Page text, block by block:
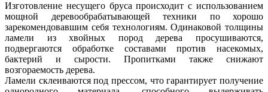
Изготовление несущего бруса происходит с использованием
мощной деревообрабатывающей техники по хорошо
зарекомендовавшим себя технологиям. Одинаковой толщины
ламели из хвойных пород дерева просушиваются,
подвергаются обработке составами против насекомых,
бактерий и сырости. Пропитками также снижают
возгораемость дерева.
Ламели склеиваются под прессом, что гарантирует получение